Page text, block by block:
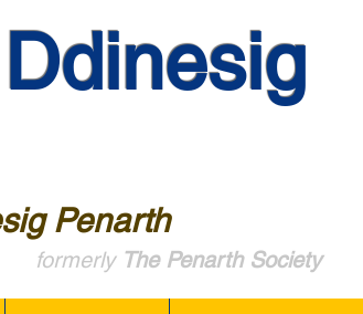
Penarth
formerly The Penarth Society